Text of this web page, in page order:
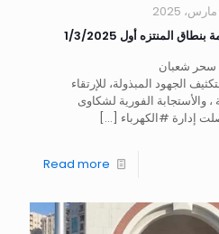
المنتزه أول 1/3/2025
سحر شعبان
الجهود المبذولة، للإرتقاء
والأستجابة الفورية لشكاوى
إدارة #الكهرباء […]
Read more